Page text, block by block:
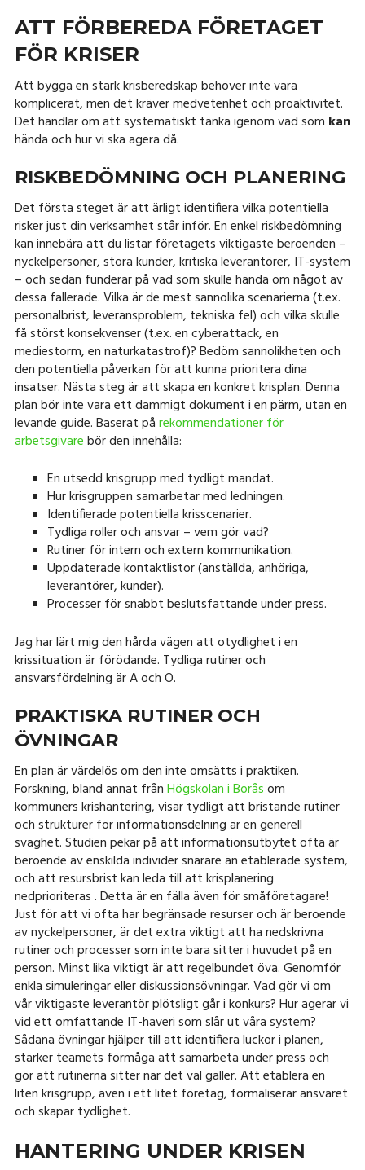
ATT FÖRBEREDA FÖRETAGET
FÖR KRISER
Att bygga en stark krisberedskap behöver inte vara
komplicerat, men det kräver medvetenhet och proaktivitet.
Det handlar om att systematiskt tänka igenom vad som kan
hända och hur vi ska agera då.
RISKBEDÖMNING OCH PLANERING
Det första steget är att ärligt identifiera vilka potentiella
risker just din verksamhet står inför. En enkel riskbedömning
kan innebära att du listar företagets viktigaste beroenden –
nyckelpersoner, stora kunder, kritiska leverantörer, IT-system
– och sedan funderar på vad som skulle hända om något av
dessa fallerade. Vilka är de mest sannolika scenarierna (t.ex.
personalbrist, leveransproblem, tekniska fel) och vilka skulle
få störst konsekvenser (t.ex. en cyberattack, en
mediestorm, en naturkatastrof)? Bedöm sannolikheten och
den potentiella påverkan för att kunna prioritera dina
insatser. Nästa steg är att skapa en konkret krisplan. Denna
plan bör inte vara ett dammigt dokument i en pärm, utan en
levande guide. Baserat pårekommendationer för
arbetsgivarebör den innehålla:
En utsedd krisgrupp med tydligt mandat.
Hur krisgruppen samarbetar med ledningen.
Identifierade potentiella krisscenarier.
Tydliga roller och ansvar – vem gör vad?
Rutiner för intern och extern kommunikation.
Uppdaterade kontaktlistor (anställda, anhöriga,
leverantörer, kunder).
Processer för snabbt beslutsfattande under press.
Jag har lärt mig den hårda vägen att otydlighet i en
krissituation är förödande. Tydliga rutiner och
ansvarsfördelning är A och O.
PRAKTISKA RUTINER OCH
ÖVNINGAR
En plan är värdelös om den inte omsätts i praktiken.
Forskning, bland annat frånHögskolan i Boråsom
kommuners krishantering, visar tydligt att bristande rutiner
och strukturer för informationsdelning är en generell
svaghet. Studien pekar på att informationsutbytet ofta är
beroende av enskilda individer snarare än etablerade system,
och att resursbrist kan leda till att krisplanering
nedprioriteras . Detta är en fälla även för småföretagare!
Just för att vi ofta har begränsade resurser och är beroende
av nyckelpersoner, är det extra viktigt att ha nedskrivna
rutiner och processer som inte bara sitter i huvudet på en
person. Minst lika viktigt är att regelbundet öva. Genomför
enkla simuleringar eller diskussionsövningar. Vad gör vi om
vår viktigaste leverantör plötsligt går i konkurs? Hur agerar vi
vid ett omfattande IT-haveri som slår ut våra system?
Sådana övningar hjälper till att identifiera luckor i planen,
stärker teamets förmåga att samarbeta under press och
gör att rutinerna sitter när det väl gäller. Att etablera en
liten krisgrupp, även i ett litet företag, formaliserar ansvaret
och skapar tydlighet.
HANTERING UNDER KRISEN